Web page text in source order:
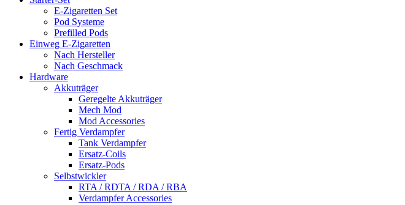
E-Zigaretten Set
Pod Systeme
Prefilled Pods
Einweg E-Zigaretten
Nach Hersteller
Nach Geschmack
Hardware
Akkuträger
Geregelte Akkuträger
Mech Mod
Mod Accessories
Fertig Verdampfer
Tank Verdampfer
Ersatz-Coils
Ersatz-Pods
Selbstwickler
RTA / RDTA / RDA / RBA
Verdampfer Accessories